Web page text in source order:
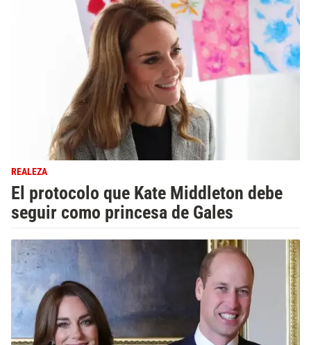
REALEZA
El protocolo que Kate Middleton debe
seguir como princesa de Gales